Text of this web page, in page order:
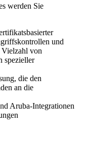
werden Sie
und
Vielzahl von
spezieller
die den
an die
Aruba-Integrationen